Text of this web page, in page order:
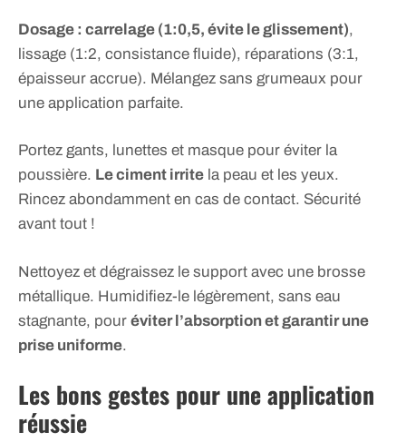
Dosage : carrelage (1:0,5, évite le glissement),
lissage (1:2, consistance fluide), réparations (3:1,
épaisseur accrue). Mélangez sans grumeaux pour
une application parfaite.
Portez gants, lunettes et masque pour éviter la
poussière. Le ciment irrite la peau et les yeux.
Rincez abondamment en cas de contact. Sécurité
avant tout !
Nettoyez et dégraissez le support avec une brosse
métallique. Humidifiez-le légèrement, sans eau
stagnante, pour éviter l’absorption et garantir une
prise uniforme.
Les bons gestes pour une application
réussie